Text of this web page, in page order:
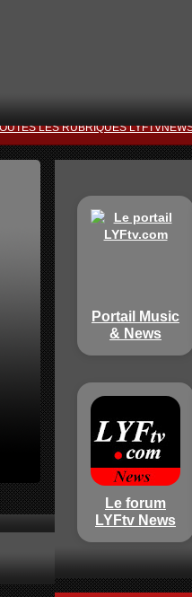
LES RUBRIQUES
Portail Music
& News
Le forum
LYFtv News